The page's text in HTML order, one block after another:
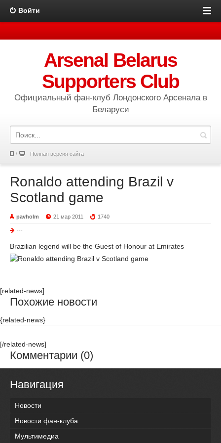
Войти
Arsenal Belarus
Supporters Club
Официальный фан-клуб Лондонского Арсенала в
Беларуси
Полная версия сайта
Ronaldo attending Brazil v
Scotland game
pavholm 21 мар 2011 1740
---
Brazilian legend will be the Guest of Honour at Emirates
[related-news]
Похожие новости
{related-news}
[/related-news]
Комментарии (0)
Навигация
Новости
Новости фан-клуба
Мультимедиа